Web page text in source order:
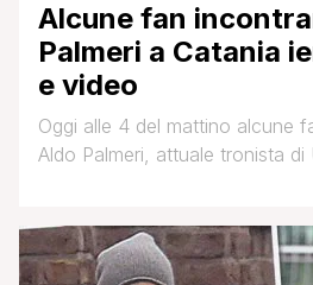
Alcune fan
Palmeri a Catania
e video
Oggi alle 4 del mattino alcune
Aldo Palmeri, attuale tronista
resoconti, foto ed un paio di
resoconto di un'altra ragazza